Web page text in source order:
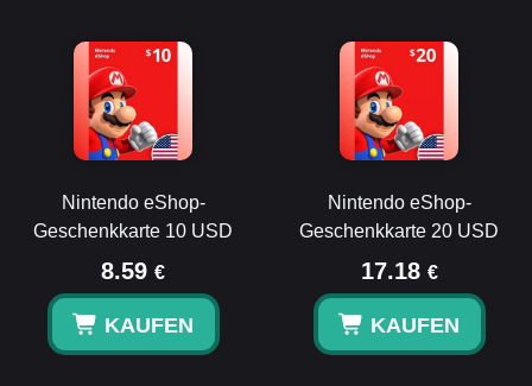
Nintendo eShop-
Geschenkkarte 10 USD
8.59 €
KAUFEN
Nintendo eShop-
Geschenkkarte 20 USD
17.18 €
KAUFEN